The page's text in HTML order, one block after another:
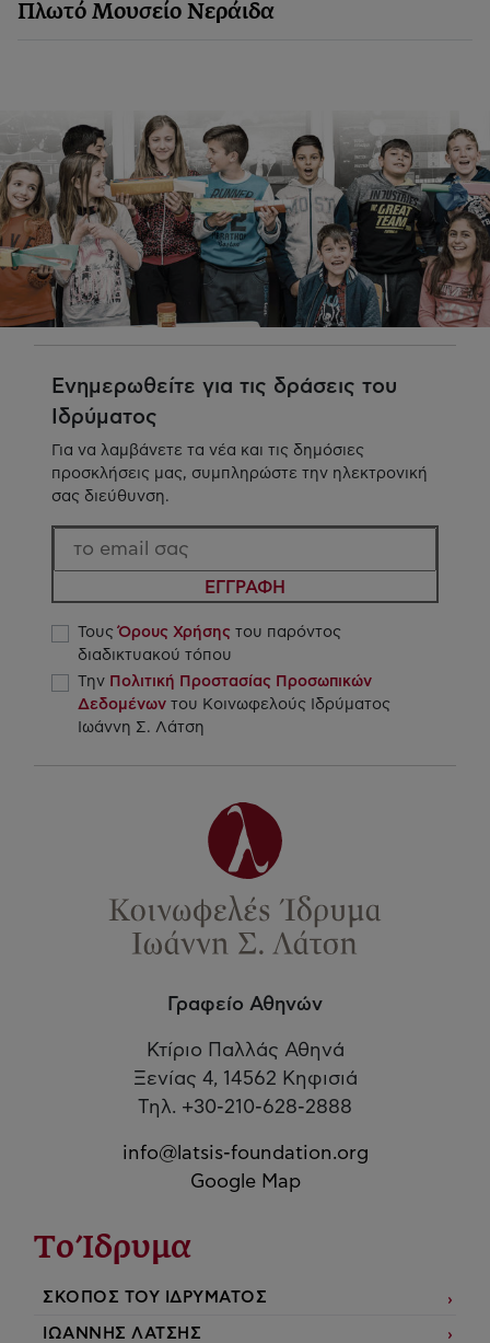
Πλωτό Μουσείο Νεράιδα
Ενημερωθείτε για τις δράσεις του
Ιδρύματος
Για να λαμβάνετε τα νέα και τις δημόσιες
προσκλήσεις μας, συμπληρώστε την ηλεκτρονική
σας διεύθυνση.
ΕΓΓΡΑΦΗ
ΤουςΌρους Χρήσης του παρόντος
διαδικτυακού τόπου
Την Πολιτική Προστασίας Προσωπικών
Δεδομένων του Κοινωφελούς Ιδρύματος
Ιωάννη Σ. Λάτση
Γραφείο Αθηνών
Κτίριο Παλλάς Αθηνά
Ξενίας 4, 14562 Κηφισιά
Τηλ. +30-210-628-2888
info@latsis-foundation.org
Google Map
Το Ίδρυμα
ΣΚΟΠΟΣ ΤΟΥ ΙΔΡΥΜΑΤΟΣ
ΙΩΑΝΝΗΣ ΛΑΤΣΗΣ